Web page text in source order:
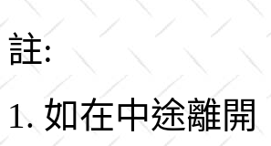
註:
1. 如在中途離